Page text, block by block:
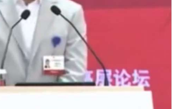
更加公平吗？
经
生，同等条件下优先录取
樱花雨，武大学生怒了！
录音，患者及其家属的动机五花八门
市报
友情链接
凤凰网 凤凰卫视 香港中联办
版权信息
|
免责声明
文章版权归香港凤凰周刊有限公司所有，任
联系香港凤凰周刊有限公司。如未经授权用
刊有限公司将保留追究侵权者法律责任的权